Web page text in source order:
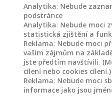
zvířata
Dřevěné
holubníky,
kurníky
a
jiné
Analytika: Nebude
podstránce
Analytika: Nebude moci
statistická zjištění a
Reklama: Nebude moci
vašim zájmům na
jste předtím navštívili.
cílení nebo cookies cílení.)
Reklama: Nebude moci
informace jako jsou